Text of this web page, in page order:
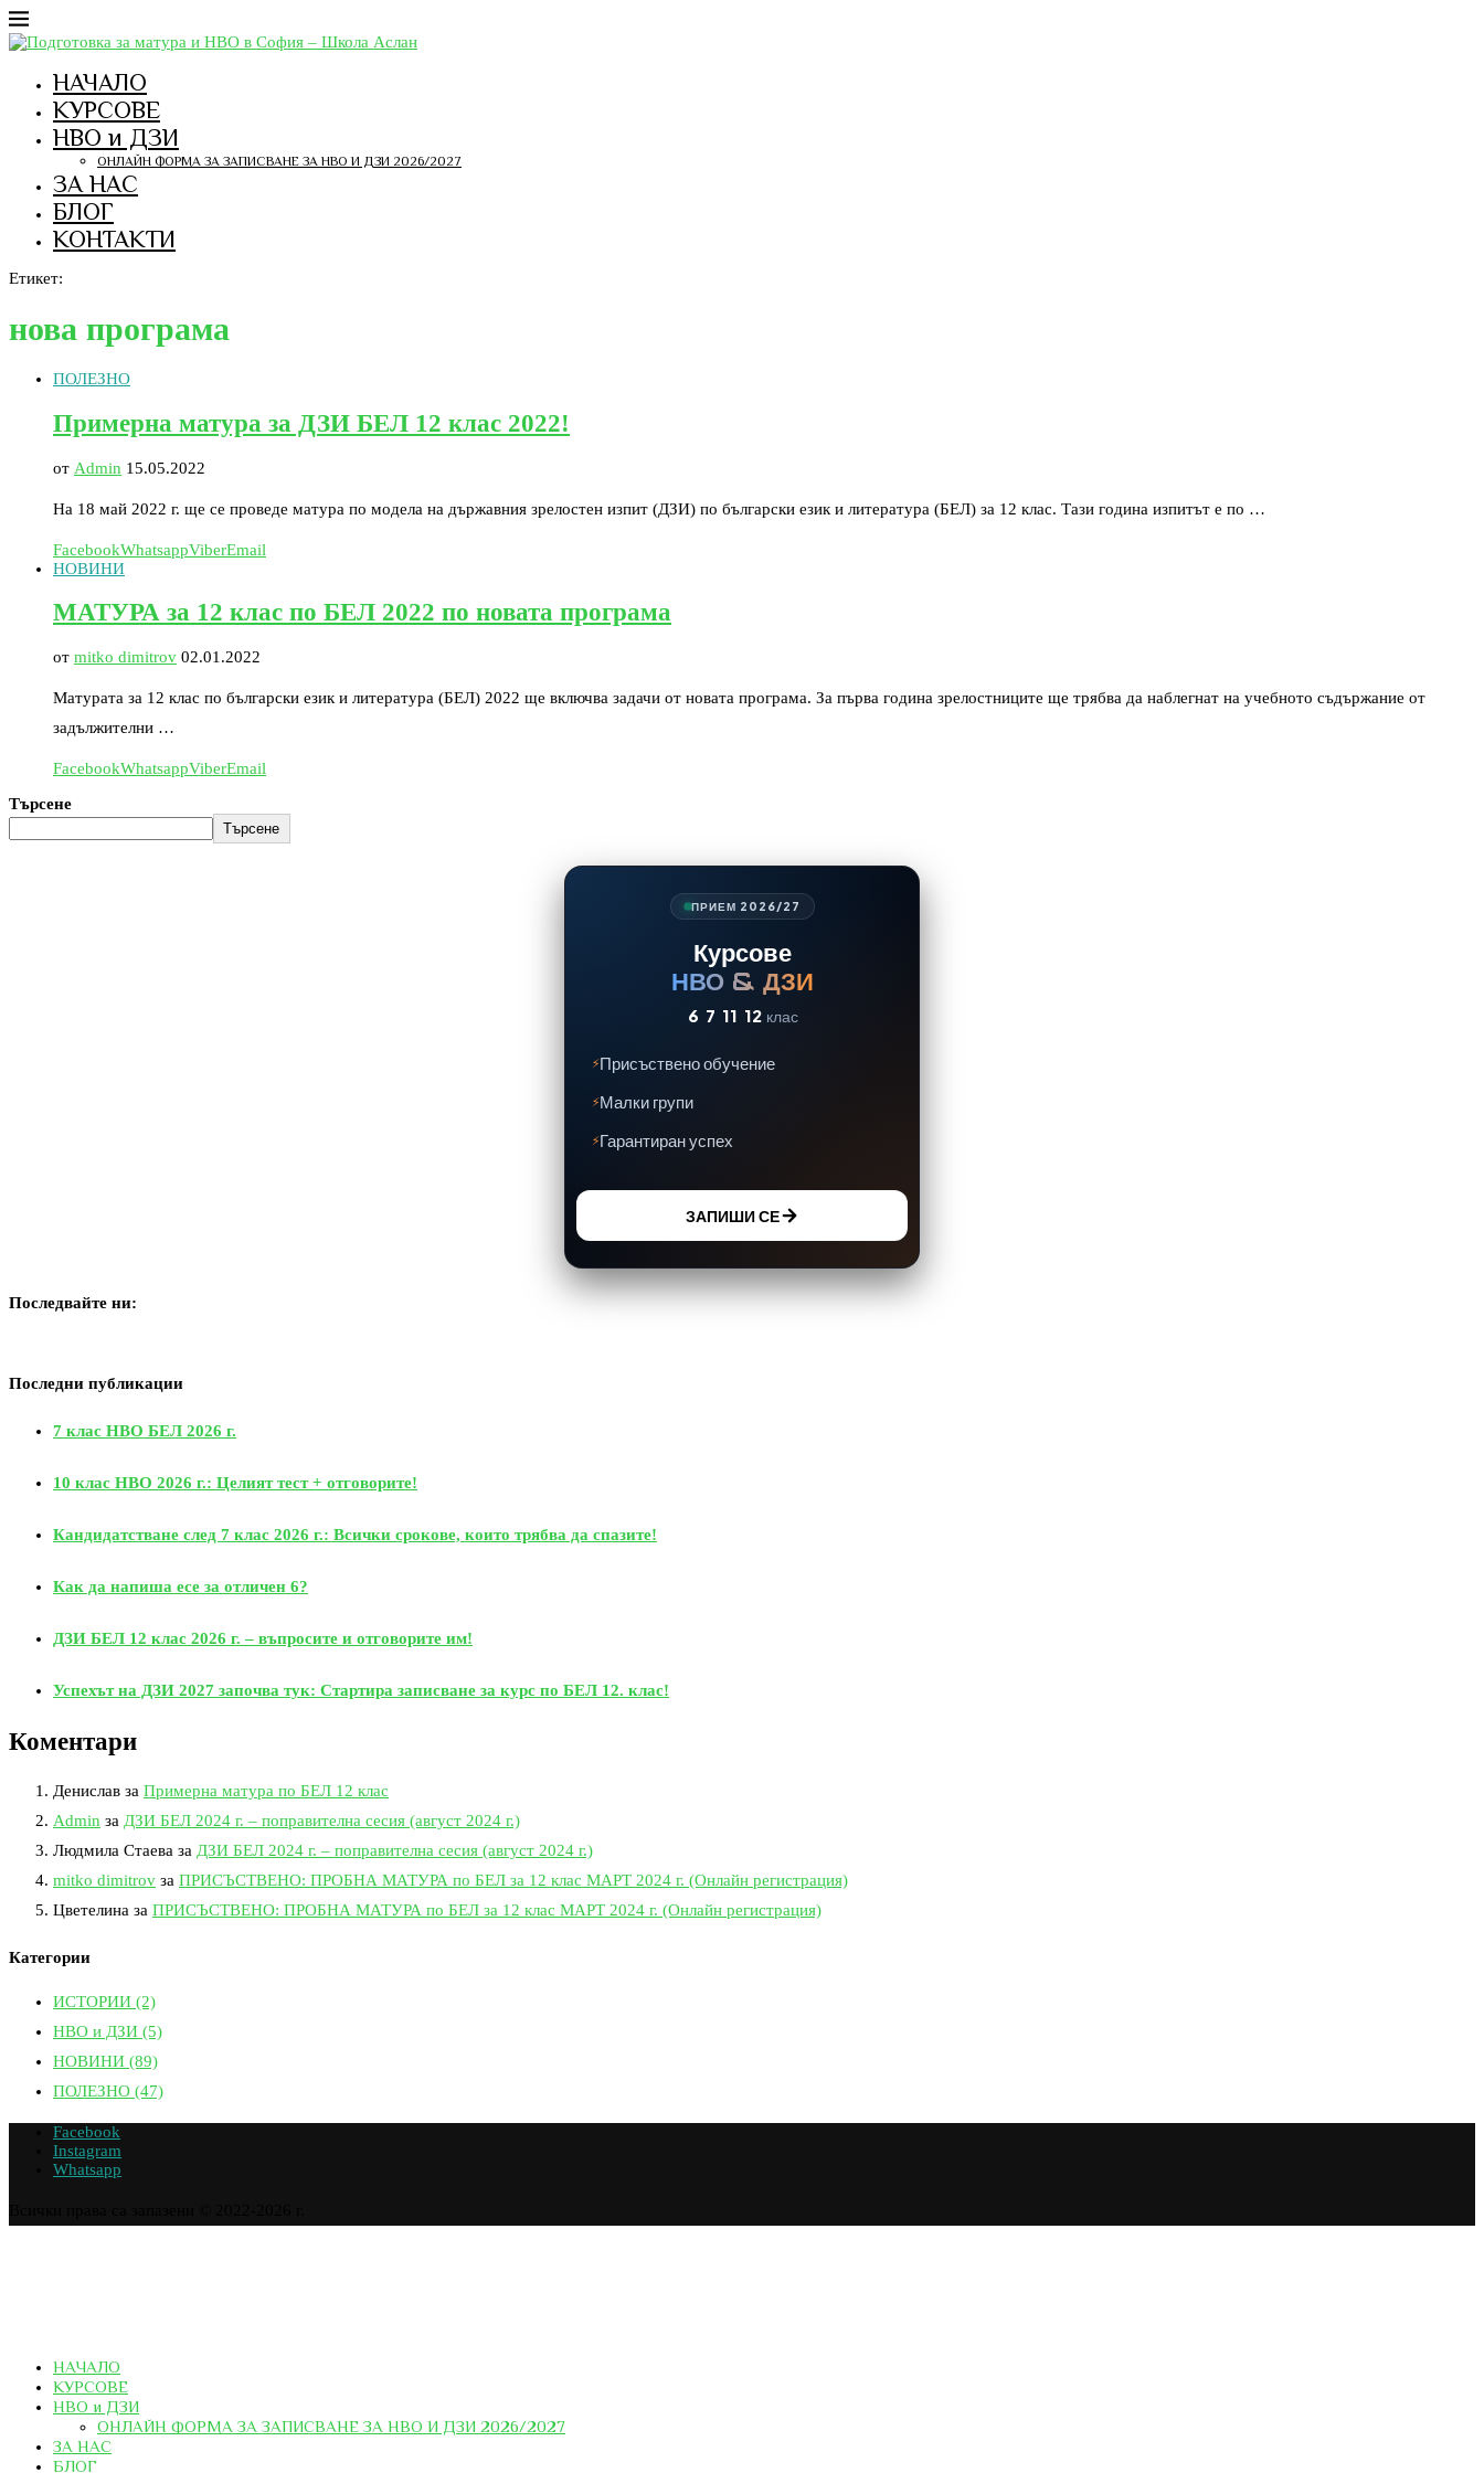
НАЧАЛО
КУРСОВЕ
НВО и ДЗИ
ОНЛАЙН ФОРМА ЗА ЗАПИСВАНЕ ЗА НВО И ДЗИ 2026/2027
ЗА НАС
БЛОГ
КОНТАКТИ
Етикет:
нова програма
ПОЛЕЗНО
Примерна матура за ДЗИ БЕЛ 12 клас 2022!
от Admin 15.05.2022
На 18 май 2022 г. ще се проведе матура по модела на държавния зрелостен изпит (ДЗИ) по български език и литература (БЕЛ) за 12 клас. Тази година изпитът е по …
FacebookWhatsappViberEmail
НОВИНИ
МАТУРА за 12 клас по БЕЛ 2022 по новата програма
от mitko dimitrov 02.01.2022
Матурата за 12 клас по български език и литература (БЕЛ) 2022 ще включва задачи от новата програма. За първа година зрелостниците ще трябва да наблегнат на учебното съдържание от
задължителни …
FacebookWhatsappViberEmail
Търсене
Търсене
ПРИЕМ 2026/27
Курсове
НВО & ДЗИ
6 7 11 12 клас
Присъствено обучение
Малки групи
Гарантиран успех
ЗАПИШИ СЕ
Последвайте ни:
Последни публикации
7 клас НВО БЕЛ 2026 г.
10 клас НВО 2026 г.: Целият тест + отговорите!
Кандидатстване след 7 клас 2026 г.: Всички срокове, които трябва да спазите!
Как да напиша есе за отличен 6?
ДЗИ БЕЛ 12 клас 2026 г. – въпросите и отговорите им!
Успехът на ДЗИ 2027 започва тук: Стартира записване за курс по БЕЛ 12. клас!
Коментари
Денислав за Примерна матура по БЕЛ 12 клас
Admin за ДЗИ БЕЛ 2024 г. – поправителна сесия (август 2024 г.)
Людмила Стаева за ДЗИ БЕЛ 2024 г. – поправителна сесия (август 2024 г.)
mitko dimitrov за ПРИСЪСТВЕНО: ПРОБНА МАТУРА по БЕЛ за 12 клас МАРТ 2024 г. (Онлайн регистрация)
Цветелина за ПРИСЪСТВЕНО: ПРОБНА МАТУРА по БЕЛ за 12 клас МАРТ 2024 г. (Онлайн регистрация)
Категории
ИСТОРИИ (2)
НВО и ДЗИ (5)
НОВИНИ (89)
ПОЛЕЗНО (47)
Facebook
Instagram
Whatsapp
НАЧАЛО
КУРСОВЕ
НВО и ДЗИ
ОНЛАЙН ФОРМА ЗА ЗАПИСВАНЕ ЗА НВО И ДЗИ 2026/2027
ЗА НАС
БЛОГ